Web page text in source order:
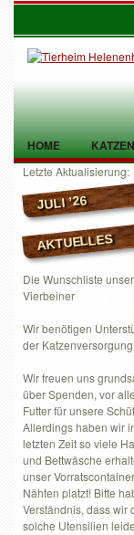
HOME KATZEN
TIER GEFUNDEN
Letzte Aktualisierung:
JULI ’26
AKTUELLES
Die Wunschliste
Vierbeiner
Wir benötigen
der Katzenversorgung!
Wir freuen uns
über Spenden, vor
Futter für unsere
Allerdings haben wir
letzten Zeit so viele
und Bettwäsche
unser
Nähten platzt! Bitte
Verständnis, dass wir
solche Utensilien